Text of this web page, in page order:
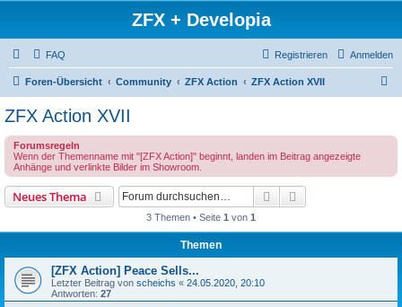
ZFX + Developia
FAQ Anmelden
Registrieren
Foren-Übersicht Community ZFX Action ZFX Action XVII
ZFX Action XVII
Forumsregeln
Wenn der Themenname mit "[ZFX Action]" beginnt, landen im Beitrag angezeigte
Anhänge und verlinkte Bilder im Showroom.
Neues Thema Suche
3 Themen • Seite 1 von 1
Themen
[ZFX Action] Peace Sells...
Letzter Beitrag von scheichs « 24.05.2020, 20:10
Antworten: 27